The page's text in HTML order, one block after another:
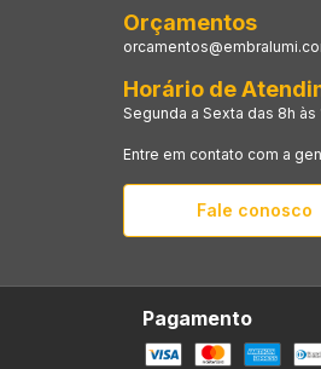
Orçamentos
Horário de
Segunda a Sexta das 8h às
Entre em contato com a
Fale conosco
Pagamento